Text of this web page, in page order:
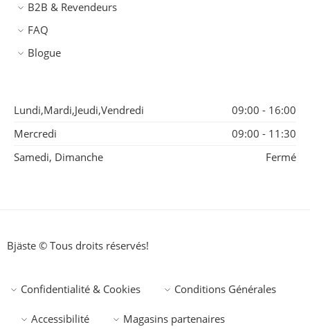
B2B & Revendeurs
FAQ
Blogue
Lundi,Mardi,Jeudi,Vendredi
09:00 - 16:00
Mercredi
09:00 - 11:30
Samedi, Dimanche
Fermé
Bjäste © Tous droits réservés!
Confidentialité & Cookies Conditions Générales
Accessibilité Magasins partenaires